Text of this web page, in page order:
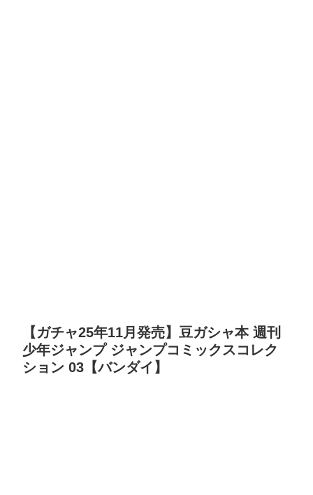
【ガチャ25年11月発売】豆ガシャ本 週刊
少年ジャンプ ジャンプコミックスコレク
ション 03【バンダイ】